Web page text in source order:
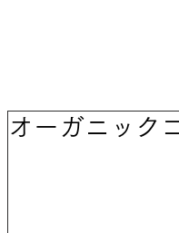
オーガニック